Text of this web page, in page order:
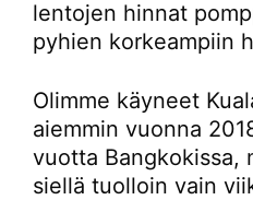
lentojen hinnat
pyhien korkeampiin
Olimme käyneet
aiemmin vuonna
vuotta Bangkokissa,
siellä tuolloin vain